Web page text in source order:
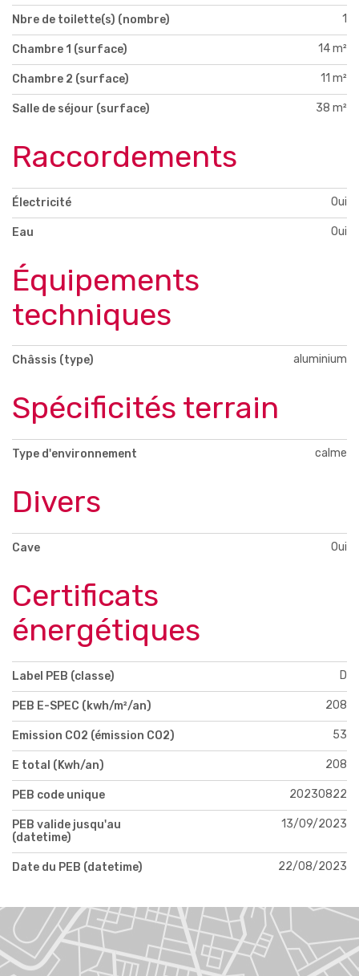
Nbre de toilette(s) (nombre) 1
Chambre 1 (surface) 14 m²
Chambre 2 (surface) 11 m²
Salle de séjour (surface) 38 m²
Raccordements
Électricité Oui
Eau Oui
Équipements
techniques
Châssis (type) aluminium
Spécificités terrain
Type d'environnement calme
Divers
Cave Oui
Certificats
énergétiques
Label PEB (classe) D
PEB E-SPEC (kwh/m²/an) 208
Emission CO2 (émission CO2) 53
E total (Kwh/an) 208
PEB code unique 20230822
PEB valide jusqu'au
(datetime)
13/09/2023
Date du PEB (datetime) 22/08/2023